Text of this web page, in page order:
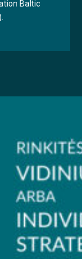
Baltic